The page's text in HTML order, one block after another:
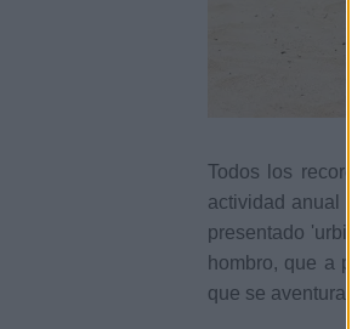
Todos los
actividad anual
presentado 'urbi
hombro, que a
que se